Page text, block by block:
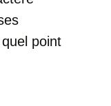
point